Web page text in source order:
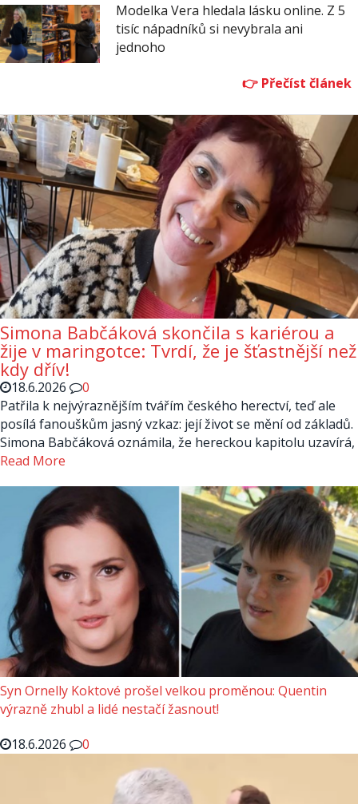
Modelka Vera hledala lásku online. Z 5
tisíc nápadníků si nevybrala ani
jednoho
Simona Babčáková skončila s kariérou a
žije v maringotce: Tvrdí, že je šťastnější než
kdy dřív!
18.6.2026
0
Patřila k nejvýraznějším tvářím českého herectví, teď ale
posílá fanouškům jasný vzkaz: její život se mění od základů.
Simona Babčáková oznámila, že hereckou kapitolu uzavírá,
Read More
Syn Ornelly Koktové prošel velkou proměnou: Quentin
výrazně zhubl a lidé nestačí žasnout!
18.6.2026
0